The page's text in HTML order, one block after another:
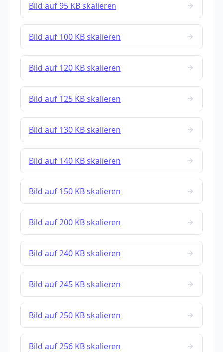
Bild auf 95 KB skalieren
Bild auf 100 KB skalieren
Bild auf 120 KB skalieren
Bild auf 125 KB skalieren
Bild auf 130 KB skalieren
Bild auf 140 KB skalieren
Bild auf 150 KB skalieren
Bild auf 200 KB skalieren
Bild auf 240 KB skalieren
Bild auf 245 KB skalieren
Bild auf 250 KB skalieren
Bild auf 256 KB skalieren